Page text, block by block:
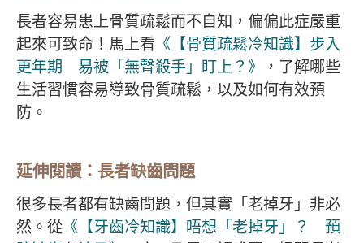
長者容易患上骨質疏鬆而不自知，偏偏此症嚴重
起來可致命！馬上看 《【骨質疏鬆冷知識】步入
更年期 易被「無聲殺手」盯上？》
，了解哪些
生活習慣容易導致骨質疏鬆，以及如何有效預
防。
延伸閱讀：長者缺齒問題
很多長者都有缺齒問題，但其實「老掉牙」非必
然。從 《【牙齒冷知識】唔想「老掉牙」？ 預